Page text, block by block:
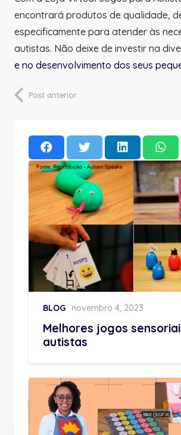
encontrará produtos de qualidade,
especificamente para atender às
autistas. Não deixe de investir na
e no desenvolvimento dos seus
Post anterior
BLOG novembro 4, 2023
Melhores jogos
autistas